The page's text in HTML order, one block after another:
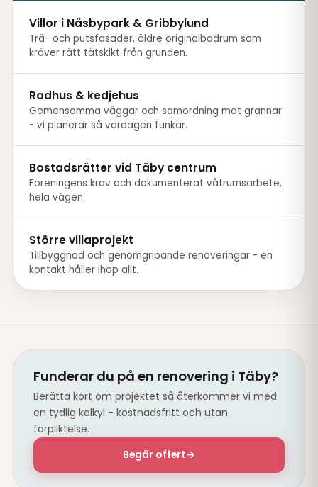
Villor i Näsbypark & Gribbylund
Trä- och putsfasader, äldre originalbadrum som
kräver rätt tätskikt från grunden.
Radhus & kedjehus
Gemensamma väggar och samordning mot grannar
- vi planerar så vardagen funkar.
Bostadsrätter vid Täby centrum
Föreningens krav och dokumenterat våtrumsarbete,
hela vägen.
Större villaprojekt
Tillbyggnad och genomgripande renoveringar - en
kontakt håller ihop allt.
Funderar du på en renovering i Täby?
Berätta kort om projektet så återkommer vi med
en tydlig kalkyl - kostnadsfritt och utan
förpliktelse.
Begär offert→